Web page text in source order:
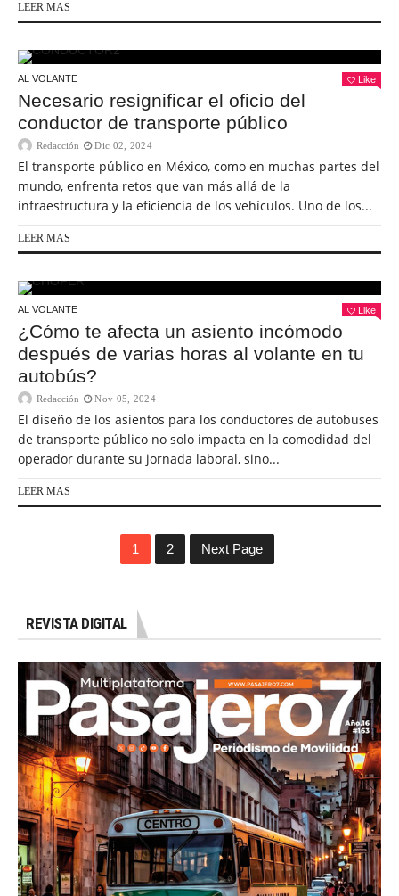
LEER MAS
AL VOLANTE Like
Necesario resignificar el oficio del
conductor de transporte público
Redacción Dic 02, 2024
El transporte público en México, como en muchas partes del
mundo, enfrenta retos que van más allá de la
infraestructura y la eficiencia de los vehículos. Uno de los...
LEER MAS
AL VOLANTE Like
¿Cómo te afecta un asiento incómodo
después de varias horas al volante en tu
autobús?
Redacción Nov 05, 2024
El diseño de los asientos para los conductores de autobuses
de transporte público no solo impacta en la comodidad del
operador durante su jornada laboral, sino...
LEER MAS
1 2 Next Page
REVISTA DIGITAL